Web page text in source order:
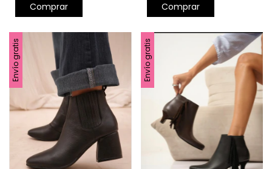
Comprar Comprar
Envío gratis Envío gratis